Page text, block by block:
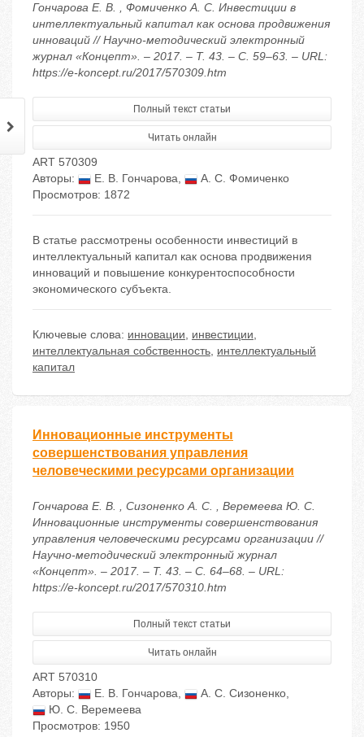
Гончарова Е. В. , Фомиченко А. С. Инвестиции в
интеллектуальный капитал как основа продвижения
инноваций // Научно-методический электронный
журнал «Концепт». – 2017. – Т. 43. – С. 59–63. – URL:
https://e-koncept.ru/2017/570309.htm
Полный текст статьи
Читать онлайн
ART 570309
Авторы:
Е. В. Гончарова,
А. С. Фомиченко
Просмотров: 1872
В статье рассмотрены особенности инвестиций в
интеллектуальный капитал как основа продвижения
инноваций и повышение конкурентоспособности
экономического субъекта.
Ключевые слова: инновации, инвестиции,
интеллектуальная собственность, интеллектуальный
капитал
Инновационные инструменты
совершенствования управления
человеческими ресурсами организации
Гончарова Е. В. , Сизоненко А. С. , Веремеева Ю. С.
Инновационные инструменты совершенствования
управления человеческими ресурсами организации //
Научно-методический электронный журнал
«Концепт». – 2017. – Т. 43. – С. 64–68. – URL:
https://e-koncept.ru/2017/570310.htm
Полный текст статьи
Читать онлайн
ART 570310
Авторы:
Е. В. Гончарова, А. С. Сизоненко,
Ю. С. Веремеева
Просмотров: 1950